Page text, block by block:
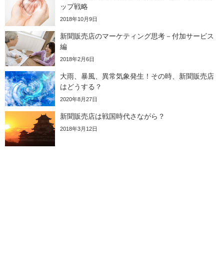
ップ戦略
2018年10月9日
新聞販売店のマーケティング思考－付加サービス
編
2018年2月6日
大雨、暴風、異常気象発生！その時、新聞販売店
はどうする？
2020年8月27日
新聞販売店は戦国時代さながら？
2018年3月12日